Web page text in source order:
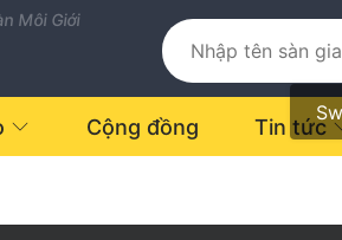
Môi Giới
Cộng đồng Tin tức